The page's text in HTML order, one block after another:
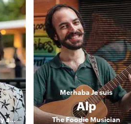
The Explorer of History and Lifestyle
Merhaba Je suis
Alp
The Foodie Musician